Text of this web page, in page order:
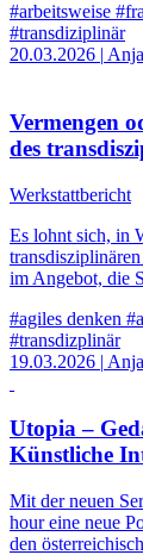
#arbeitsweise
#transdiziplinär
20.03.2026 |
Vermengen
des
Werkstattbericht
Es lohnt sich, in
im Angebot, die
#agiles denken
#transdizplinär
19.03.2026 |
Utopia –
Künstliche
Mit der neuen
hour eine neue
den